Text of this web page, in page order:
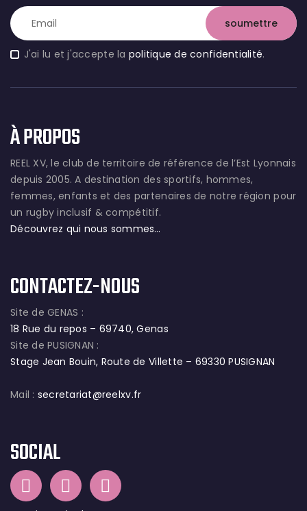
J'ai lu et j'accepte la politique de confidentialité.
À PROPOS
REEL XV, le club de territoire de référence de l’Est Lyonnais
depuis 2005. A destination des sportifs, hommes,
femmes, enfants et des partenaires de notre région pour
un rugby inclusif & compétitif.
Découvrez qui nous sommes…
CONTACTEZ-NOUS
Site de GENAS :
18 Rue du repos – 69740, Genas
Site de PUSIGNAN :
Stage Jean Bouin, Route de Villette – 69330 PUSIGNAN
Mail : secretariat@reelxv.fr
SOCIAL